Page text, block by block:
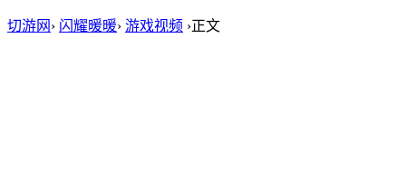
切游网 › 闪耀暖暖› 游戏视频 ›正文